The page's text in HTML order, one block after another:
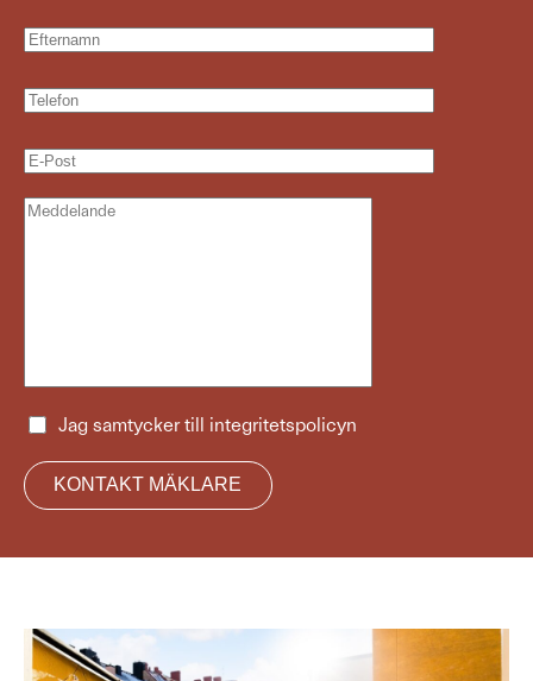
Jag samtycker till integritetspolicyn